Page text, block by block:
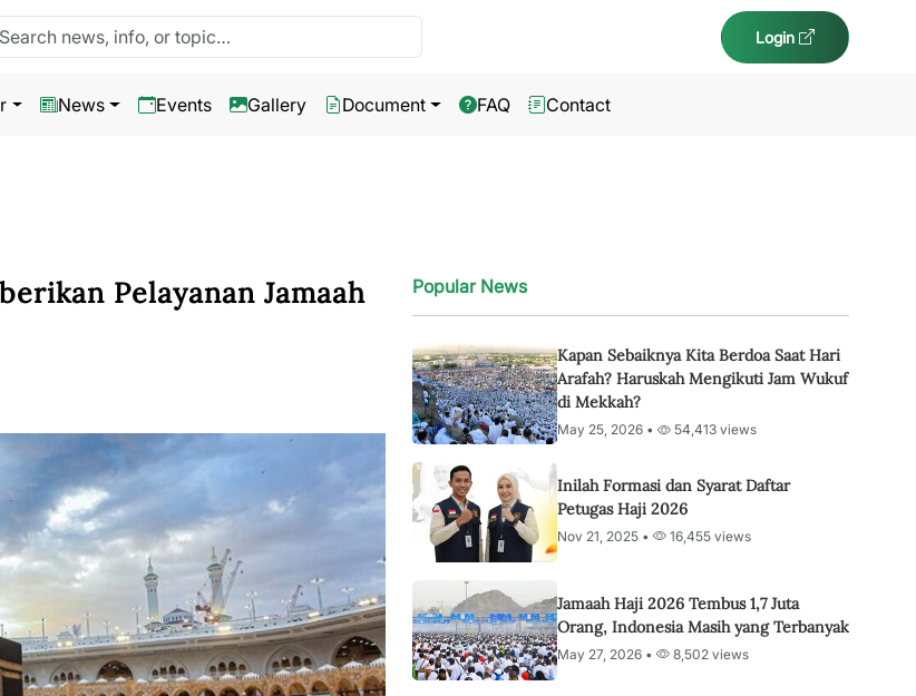
news Login
News Events Gallery Document FAQ Contact
Pelayanan Jamaah
Popular News
Kapan Sebaiknya Kita Berdoa Saat Hari
Arafah? Haruskah Mengikuti Jam Wukuf
di Mekkah?
May 25, 2026 • 54,413 views
Inilah Formasi dan Syarat Daftar
Petugas Haji 2026
Nov 21, 2025 • 16,455 views
Jamaah Haji 2026 Tembus 1,7 Juta
Orang, Indonesia Masih yang Terbanyak
May 27, 2026 • 8,502 views